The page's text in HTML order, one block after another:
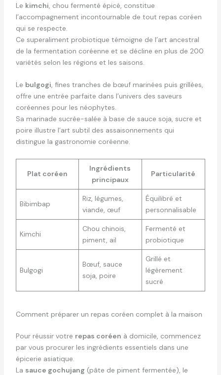
Le kimchi, chou fermenté épicé, constitue
l’accompagnement incontournable de tout repas coréen
qui se respecte.
Ce superaliment probiotique témoigne de l’art ancestral
de la fermentation coréenne et se décline en plus de 200
variétés selon les régions et les saisons.
Le bulgogi, fines tranches de bœuf marinées puis grillées,
offre une entrée parfaite dans l’univers des saveurs
coréennes pour les néophytes.
Sa marinade sucrée-salée à base de sauce soja, sucre et
poire illustre l’art subtil des assaisonnements qui
distingue la gastronomie coréenne.
Plat coréen
Ingrédients
principaux
Particularité
Bibimbap
Riz, légumes,
viande, œuf
Équilibré et
personnalisable
Kimchi
Chou chinois,
piment, ail
Fermenté et
probiotique
Bulgogi
Bœuf, sauce
soja, poire
Grillé et
légèrement
sucré
Comment préparer un repas coréen complet à la maison
Pour réussir votre repas coréen à domicile, commencez
par vous procurer les ingrédients essentiels dans une
épicerie asiatique.
La sauce gochujang (pâte de piment fermentée), le